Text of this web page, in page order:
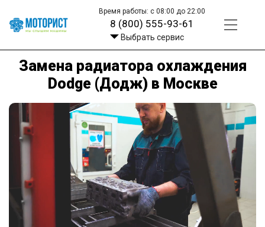
Время работы: с 08:00 до 22:00
8 (800) 555-93-61
Выбрать сервис
Замена радиатора охлаждения
Dodge (Додж) в Москве